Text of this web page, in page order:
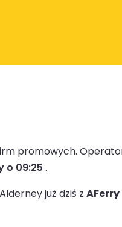
promowych.
o 09:25 .
już dziś z AFerry